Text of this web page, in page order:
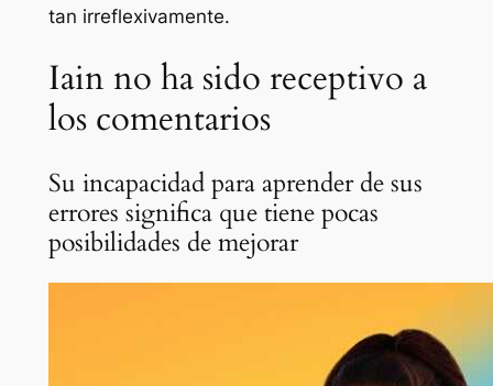
tan irreflexivamente.
Iain no ha sido receptivo a
los comentarios
Su incapacidad para aprender de sus
errores significa que tiene pocas
posibilidades de mejorar